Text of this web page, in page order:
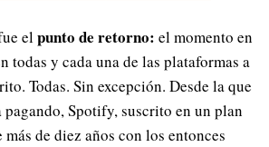
el punto de retorno: el momento en
todas y cada una de las plataformas a
Todas. Sin excepción. Desde la que
Spotify, suscrito en un plan
de diez años con los entonces